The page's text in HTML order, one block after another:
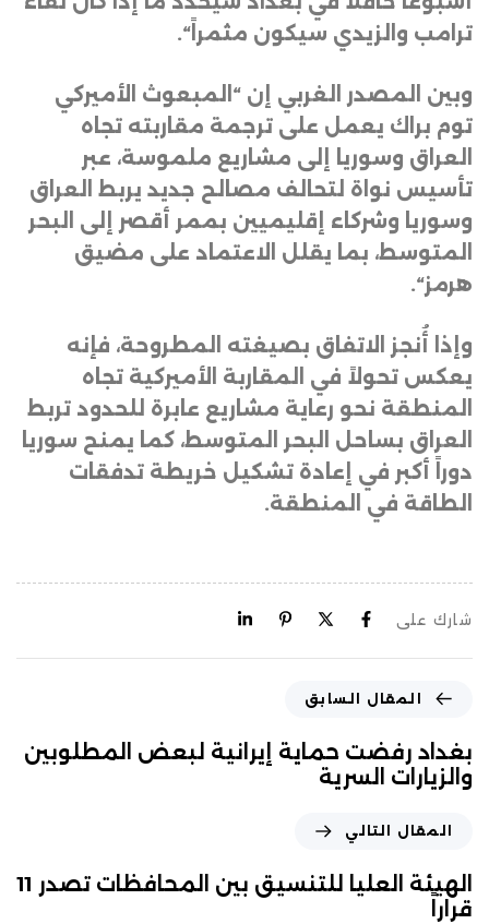
ترامب والزيدي سيكون مثمراً “.
وبين المصدر الغربي إن “المبعوث الأميركي
توم براك يعمل على ترجمة مقاربته تجاه
العراق وسوريا إلى مشاريع ملموسة، عبر
تأسيس نواة لتحالف مصالح جديد يربط العراق
وسوريا وشركاء إقليميين بممر أقصر إلى البحر
المتوسط، بما يقلل الاعتماد على مضيق
هرمز“.
وإذا أُنجز الاتفاق بصيغته المطروحة، فإنه
يعكس تحولاً في المقاربة الأميركية تجاه
المنطقة نحو رعاية مشاريع عابرة للحدود تربط
العراق بساحل البحر المتوسط، كما يمنح سوريا
دوراً أكبر في إعادة تشكيل خريطة تدفقات
الطاقة في المنطقة.
شارك على
المقال السابق
بغداد رفضت حماية إيرانية لبعض المطلوبين
والزيارات السرية
المقال التالي
الهيئة العليا للتنسيق بين المحافظات تصدر 11
قراراً